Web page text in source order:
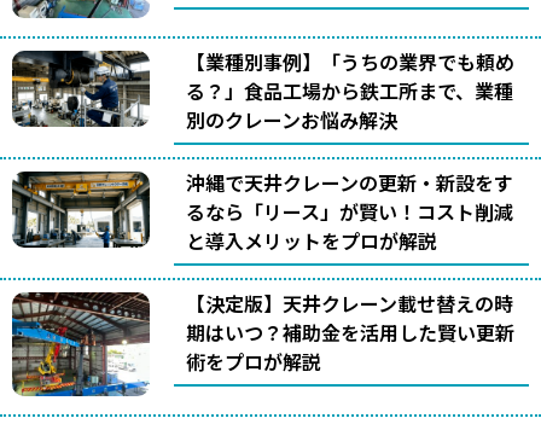
【業種別事例】「うちの業界でも頼め
る？」食品工場から鉄工所まで、業種
別のクレーンお悩み解決
沖縄で天井クレーンの更新・新設をす
るなら「リース」が賢い！コスト削減
と導入メリットをプロが解説
【決定版】天井クレーン載せ替えの時
期はいつ？補助金を活用した賢い更新
術をプロが解説